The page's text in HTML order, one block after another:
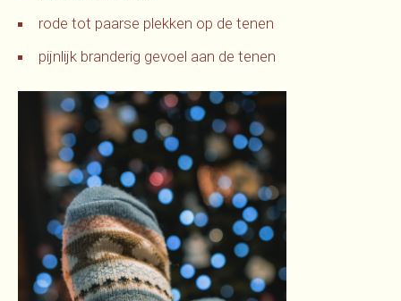
rode tot paarse plekken op de tenen
pijnlijk branderig gevoel aan de tenen